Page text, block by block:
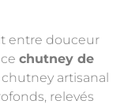
entre douceur
chutney de
chutney artisanal
relevés